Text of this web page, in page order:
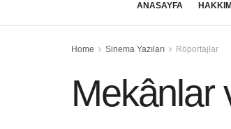
ANASAYFA
Home Sinema Yazıları Röportajlar
Mekânlar